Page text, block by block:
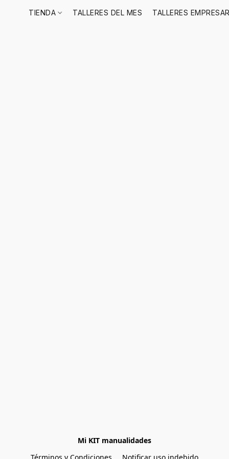
TIENDA TALLERES DEL MES TALLERES
Mi KIT manualidades